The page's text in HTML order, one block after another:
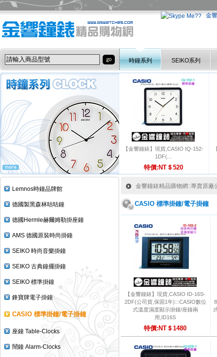
金
時鐘系列 SEIKO系列
【金響鐘錶】現貨,CASIO IQ-152-
1DF(...
特價:NT＄520
Lemnos時鐘品牌館
德國製黑森林咕咕鐘
德國Hermle赫爾姆勒掛座鐘
AMS 德國原裝時尚掛鐘
SEIKO 時尚音樂掛鐘
SEIKO 古典鐘擺掛鐘
SEIKO 標準掛鐘
鋒寶牌電子掛鐘
CASIO 標準掛鐘/電子掛鐘
座鐘 Table-Clocks
鬧鐘 Alarm-Clocks
金響鐘錶精品購物網::專賣原廠
CASIO 標準掛鐘/電子掛鐘
【金響鐘錶】現貨,CASIO ID-16S-
2DF(公司貨,保固1年):::CASIO數位
式溫度濕度顯示掛鐘/座鐘兩
用,ID16S
特價:NT＄1480